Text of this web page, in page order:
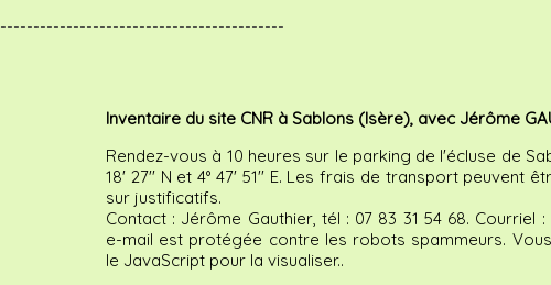
-------------------------------------------
Inventaire du site CNR à Sablons (Isère), avec Jérôme
Rendez-vous à 10 heures sur le parking de l'écluse de
18' 27'' N et 4° 47' 51'' E. Les frais de transport peuvent
sur justificatifs.
Contact : Jérôme Gauthier, tél : 07 83 31 54 68. Courriel :
e-mail est protégée contre les robots spammeurs.
le JavaScript pour la visualiser..